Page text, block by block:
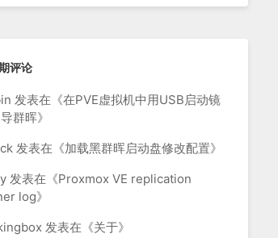
评论
发表在《在PVE虚拟机中用USB启动镜
群晖》
发表在《加载黑群晖启动盘修改配置》
发表在《Proxmox VE replication
log》
发表在《关于》